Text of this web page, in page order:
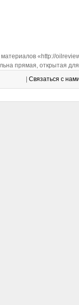
«http://
прямая, открытая
Связаться с